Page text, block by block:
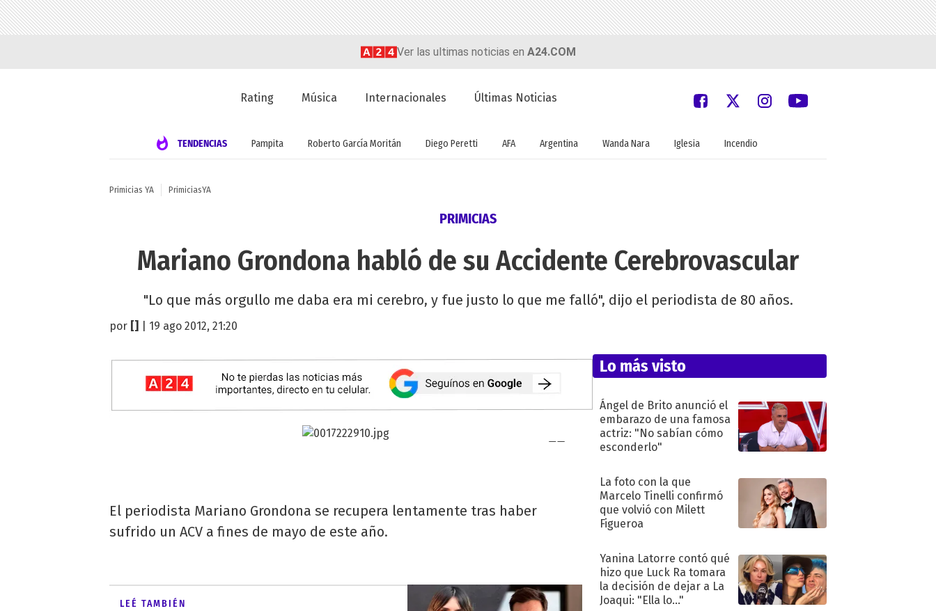
Ver las ultimas noticias en A24.COM
Rating Música Internacionales Últimas Noticias
TENDENCIAS Pampita Roberto García Moritán Diego Peretti AFA Argentina Wanda Nara Iglesia Incendio
Primicias YA PrimiciasYA
PRIMICIAS
Mariano Grondona habló de su Accidente Cerebrovascular
"Lo que más orgullo me daba era mi cerebro, y fue justo lo que me falló", dijo el periodista de 80 años.
por | 19 ago 2012, 21:20
El periodista Mariano Grondona se recupera lentamente tras haber
sufrido un ACV a fines de mayo de este año.
LEÉ TAMBIÉN
Lo más visto
Ángel de Brito anunció el
embarazo de una famosa
actriz: "No sabían cómo
esconderlo"
La foto con la que
Marcelo Tinelli confirmó
que volvió con Milett
Figueroa
Yanina Latorre contó qué
hizo que Luck Ra tomara
la decisión de dejar a La
Joaqui: "Ella lo..."